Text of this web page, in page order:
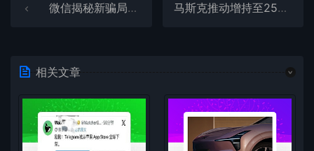
微信揭秘新骗局：网购被发错商品千万警惕！ 马斯克推动增持至25%：守住特斯拉控制权的“底线”
相关文章